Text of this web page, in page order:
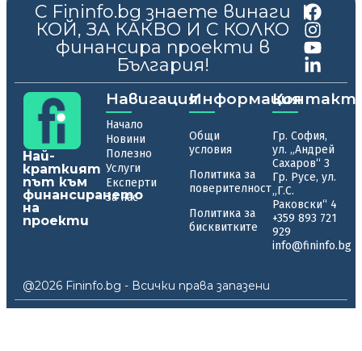
С Fininfo.bg знаете винаги
КОЙ, ЗА КАКВО И С КОЛКО
финансира проекти в
България!
|
Най-
краткият
път към
финансирането
на
проекти
Навигация
Начало
Новини
Полезно
Услуги
Експерти
За нас
Информация
Общи
условия
Политика за
поверителност
Политика за
бисквитките
Гр. София,
ул. „Андрей
Сахаров“ 3
Гр. Русе, ул.
„Г.С.
Раковски“ 4
+359 893 721
929
info@fininfo.bg
@2026 Fininfo.bg - Всички права запазени